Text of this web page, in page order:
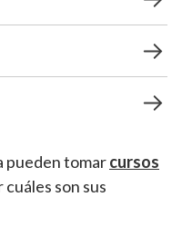
pueden tomarcursos
son sus